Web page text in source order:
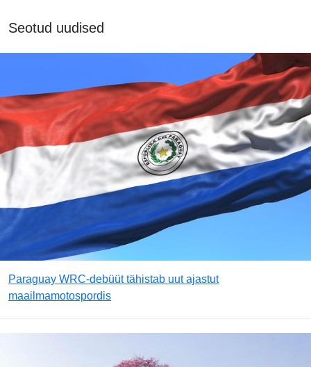
Seotud uudised
Paraguay WRC-debüüt tähistab uut ajastut
maailmamotospordis